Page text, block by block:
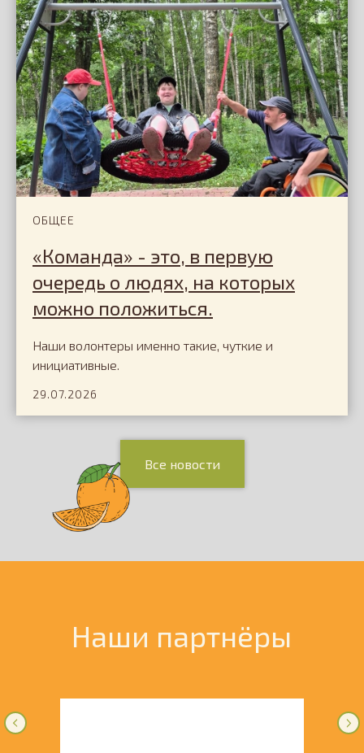
ОБЩЕЕ
«Команда» - это, в первую
очередь о людях, на которых
можно положиться.
Наши волонтеры именно такие, чуткие и
инициативные.
29.07.2026
Все новости
⊳ Программа ДИП
⊳ Спецпроект Исполняем
мечты
⊳ Движение – это жизнь!
⊳ Анкета волонтёра
© 2008-2026 БОО СПб
"Апельсин"
Возрастное ограничение 6+
Обработка
персональных данных
Политика
конфиденциальности
Публичная оферта